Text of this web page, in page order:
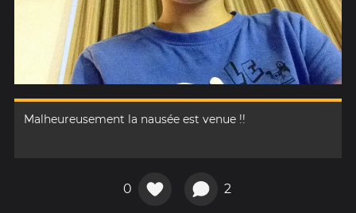
Malheureusement la nausée est venue !!
0 2